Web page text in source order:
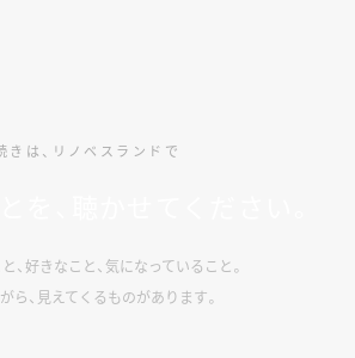
きは、リノベスランドで
、好きなこと、気になっていること。
ら、見えてくるものがあります。